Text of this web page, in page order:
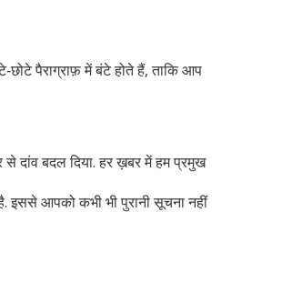
पैराग्राफ़ में बंटे होते हैं, ताकि आप
से दांव बदल दिया. हर ख़बर में हम प्रमुख
इससे आपको कभी भी पुरानी सूचना नहीं